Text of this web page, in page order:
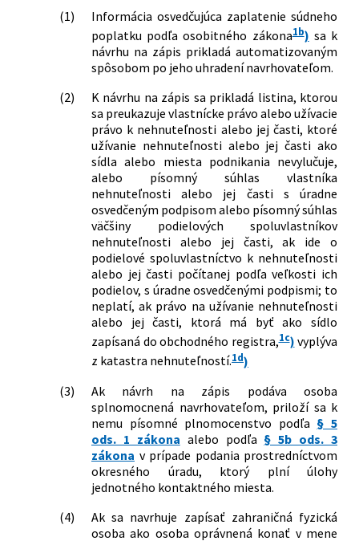
zápis do obchodného registra a
zoznam listín, ktoré je potrebné k
návrhu na zápis priložiť v znení
neskorších predpisov
291/2012 Z. z.
Vyhláška Ministerstva spravodlivosti
Slovenskej republiky, ktorou sa mení a
dopĺňa vyhláška Ministerstva
spravodlivosti Slovenskej republiky č.
25/2004 Z. z., ktorou sa ustanovujú
vzory tlačív na podávanie návrhov na
zápis do obchodného registra a
zoznam listín, ktoré je potrebné k
návrhu na zápis priložiť v znení
neskorších predpisov
148/2013 Z. z.
Vyhláška Ministerstva spravodlivosti
Slovenskej republiky, ktorou sa dopĺňa
vyhláška Ministerstva spravodlivosti
Slovenskej republiky č. 25/2004 Z. z.,
ktorou sa ustanovujú vzory tlačív na
podávanie návrhov na zápis do
obchodného registra a zoznam listín,
ktoré je potrebné k návrhu na zápis
priložiť v znení neskorších predpisov
399/2013 Z. z.
Vyhláška Ministerstva spravodlivosti
Slovenskej republiky, ktorou sa mení a
dopĺňa vyhláška Ministerstva
spravodlivosti Slovenskej republiky č.
25/2004 Z. z., ktorou sa ustanovujú
vzory tlačív na podávanie návrhov na
zápis do obchodného registra a
zoznam listín, ktoré je potrebné k
návrhu na zápis priložiť v znení
neskorších predpisov
(1)
Informácia osvedčujúca zaplatenie súdneho
poplatku podľa osobitného zákona1b) sa k
návrhu na zápis prikladá automatizovaným
spôsobom po jeho uhradení navrhovateľom.
(2)
K návrhu na zápis sa prikladá listina, ktorou
sa preukazuje vlastnícke právo alebo užívacie
právo k nehnuteľnosti alebo jej časti, ktoré
užívanie nehnuteľnosti alebo jej časti ako
sídla alebo miesta podnikania nevylučuje,
alebo písomný súhlas vlastníka
nehnuteľnosti alebo jej časti s úradne
osvedčeným podpisom alebo písomný súhlas
väčšiny podielových spoluvlastníkov
nehnuteľnosti alebo jej časti, ak ide o
podielové spoluvlastníctvo k nehnuteľnosti
alebo jej časti počítanej podľa veľkosti ich
podielov, s úradne osvedčenými podpismi; to
neplatí, ak právo na užívanie nehnuteľnosti
alebo jej časti, ktorá má byť ako sídlo
zapísaná do obchodného registra,1c) vyplýva
z katastra nehnuteľností.1d)
(3)
Ak návrh na zápis podáva osoba
splnomocnená navrhovateľom, priloží sa k
nemu písomné plnomocenstvo podľa § 5
ods. 1 zákona alebo podľa § 5b ods. 3
zákona v prípade podania prostredníctvom
okresného úradu, ktorý plní úlohy
jednotného kontaktného miesta.
(4)
Ak sa navrhuje zapísať zahraničná fyzická
osoba ako osoba oprávnená konať v mene